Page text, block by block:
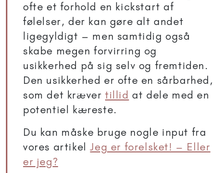
ofte et forhold en kickstart af
følelser, der kan gøre alt andet
ligegyldigt – men samtidig også
skabe megen forvirring og
usikkerhed på sig selv og fremtiden.
Den usikkerhed er ofte en sårbarhed,
som det krævertillid at dele med en
potentiel kæreste.
Du kan måske bruge nogle input fra
vores artikelJeg er forelsket! – Eller
er jeg?